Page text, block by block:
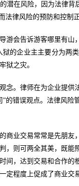
在风险，因为法律背
律风险的预防和控制
会告诉游客哪里有山
的企业主主要分为两
狱之灾。
念。律师在为企业提供
的错误观点。法律风
商业交易常常是先朋友
，则可两全其美，既能
间，达到交易和合作的
定程度上促成了商业交